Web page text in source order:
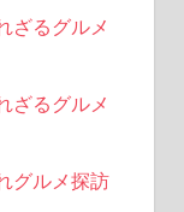
ざるグルメ
ざるグルメ
グルメ探訪